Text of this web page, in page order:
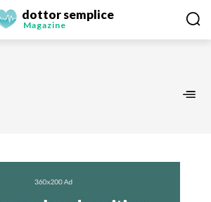
dottor semplice
Magazine